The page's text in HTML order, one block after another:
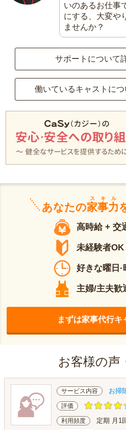
いのあるお仕事
にする、大変や
ませんか？
サポートについて
働いているキャストに
あなたの家事力
スキル
高時給 + 交
未経験者
好きな曜日
主婦/主夫歓
まずは家事代行キ
お客様の声
サービス内容 お掃
評価
利用頻度 定期 月1